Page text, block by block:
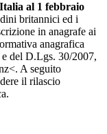
al 1 febbraio
britannici ed i
in anagrafe ai
anagrafica
del D.Lgs. 30/2007,
A seguito
il rilascio